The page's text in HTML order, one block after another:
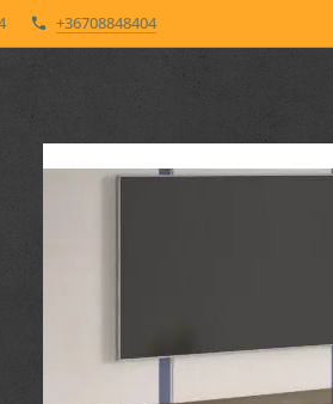
+36708848404